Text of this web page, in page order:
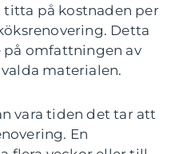
på kostnaden per
Detta
på omfattningen av
materialen.
vara tiden det tar att
En